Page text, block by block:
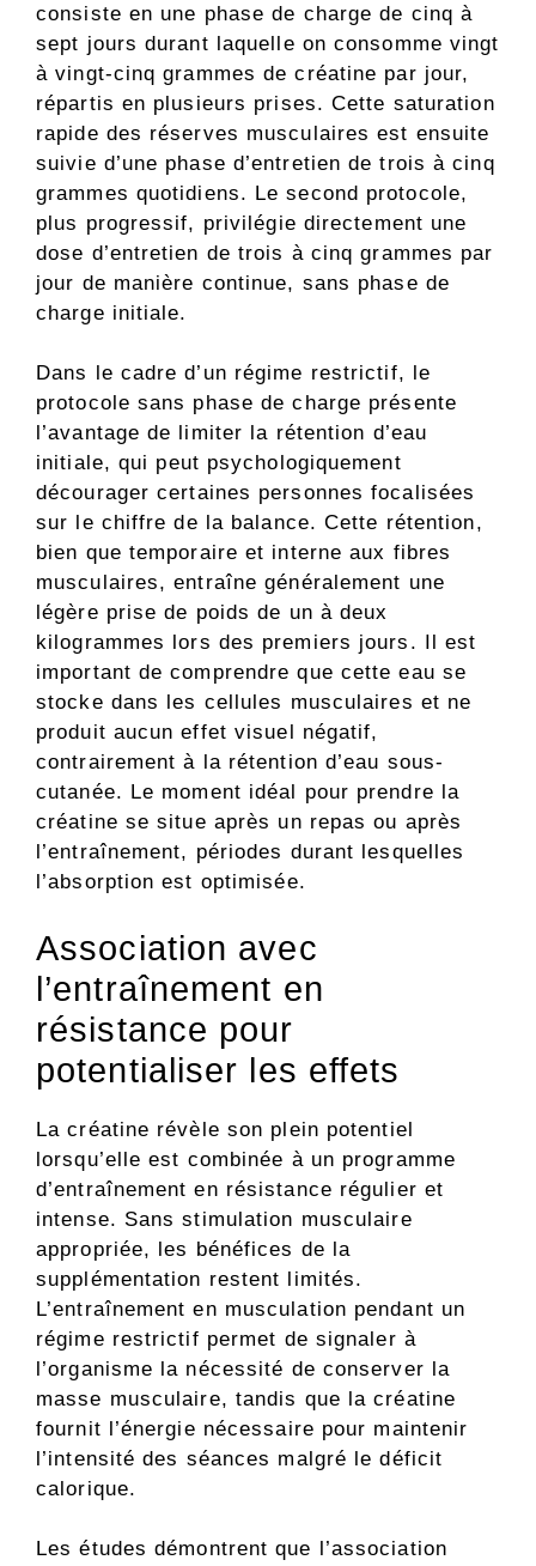
consiste en une phase de charge de cinq à
sept jours durant laquelle on consomme vingt
à vingt-cinq grammes de créatine par jour,
répartis en plusieurs prises. Cette saturation
rapide des réserves musculaires est ensuite
suivie d’une phase d’entretien de trois à cinq
grammes quotidiens. Le second protocole,
plus progressif, privilégie directement une
dose d’entretien de trois à cinq grammes par
jour de manière continue, sans phase de
charge initiale.
Dans le cadre d’un régime restrictif, le
protocole sans phase de charge présente
l’avantage de limiter la rétention d’eau
initiale, qui peut psychologiquement
décourager certaines personnes focalisées
sur le chiffre de la balance. Cette rétention,
bien que temporaire et interne aux fibres
musculaires, entraîne généralement une
légère prise de poids de un à deux
kilogrammes lors des premiers jours. Il est
important de comprendre que cette eau se
stocke dans les cellules musculaires et ne
produit aucun effet visuel négatif,
contrairement à la rétention d’eau sous-
cutanée. Le moment idéal pour prendre la
créatine se situe après un repas ou après
l’entraînement, périodes durant lesquelles
l’absorption est optimisée.
Association avec
l’entraînement en
résistance pour
potentialiser les effets
La créatine révèle son plein potentiel
lorsqu’elle est combinée à un programme
d’entraînement en résistance régulier et
intense. Sans stimulation musculaire
appropriée, les bénéfices de la
supplémentation restent limités.
L’entraînement en musculation pendant un
régime restrictif permet de signaler à
l’organisme la nécessité de conserver la
masse musculaire, tandis que la créatine
fournit l’énergie nécessaire pour maintenir
l’intensité des séances malgré le déficit
calorique.
Les études démontrent que l’association